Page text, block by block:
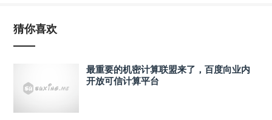
猜你喜欢
最重要的机密计算联盟来了，百度向业内
开放可信计算平台